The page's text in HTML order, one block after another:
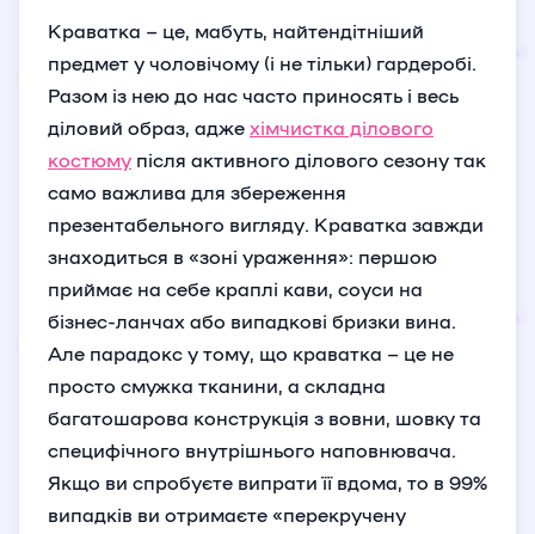
Краватка – це, мабуть, найтендітніший
предмет у чоловічому (і не тільки) гардеробі.
Разом із нею до нас часто приносять і весь
діловий образ, адже хімчистка ділового
костюму після активного ділового сезону так
само важлива для збереження
презентабельного вигляду. Краватка завжди
знаходиться в «зоні ураження»: першою
приймає на себе краплі кави, соуси на
бізнес-ланчах або випадкові бризки вина.
Але парадокс у тому, що краватка – це не
просто смужка тканини, а складна
багатошарова конструкція з вовни, шовку та
специфічного внутрішнього наповнювача.
Якщо ви спробуєте випрати її вдома, то в 99%
випадків ви отримаєте «перекручену